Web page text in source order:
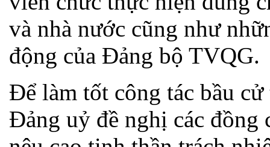
và nhà nước cũng như
động của Đảng bộ TVQG.
Để làm tốt công tác bầu
Đảng uỷ đề nghị các đồng